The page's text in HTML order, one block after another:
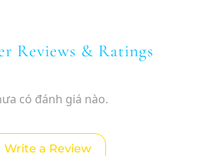
Reviews & Ratings
có đánh giá nào.
Write a Review